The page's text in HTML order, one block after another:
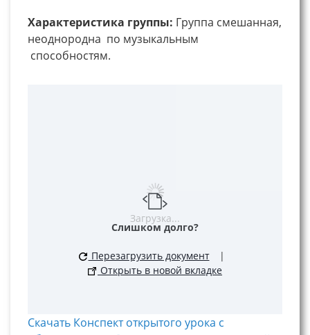
Характеристика группы: Группа смешанная,
неоднородна по музыкальным
способностям.
Загрузка...
Слишком долго?
Перезагрузить документ
|
Открыть в новой вкладке
Скачать Конспект открытого урока с